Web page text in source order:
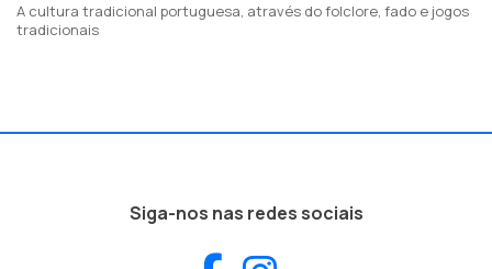
A cultura tradicional portuguesa, através do folclore, fado e jogos
tradicionais
Siga-nos nas redes sociais